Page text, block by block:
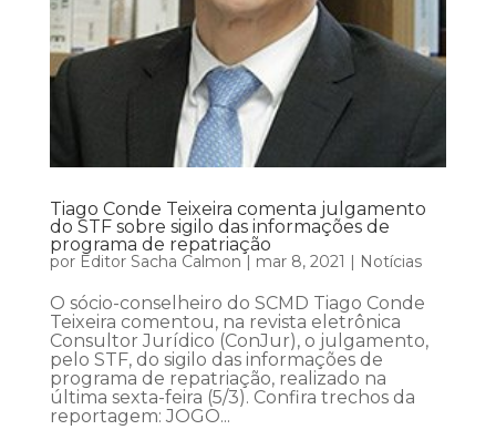
Tiago Conde Teixeira comenta julgamento
do STF sobre sigilo das informações de
programa de repatriação
por Editor Sacha Calmon mar 8, 2021 Notícias
O sócio-conselheiro do SCMD Tiago Conde
Teixeira comentou, na revista eletrônica
Consultor Jurídico (ConJur), o julgamento,
pelo STF, do sigilo das informações de
programa de repatriação, realizado na
última sexta-feira (5/3). Confira trechos da
reportagem: JOGO...